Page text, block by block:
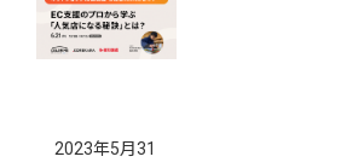
2023年5月31